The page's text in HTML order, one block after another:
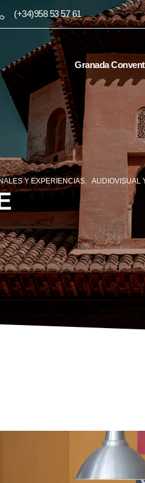
(+34)958 53 57 61
Granada
Y EXPERIENCIAS, AUDIOVISUAL